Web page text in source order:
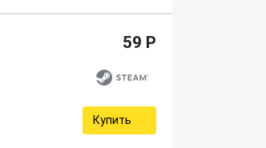
59 P
Купить